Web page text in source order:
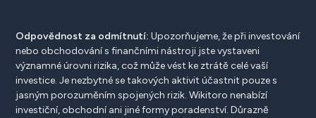
Odpovědnost za odmítnutí: Upozorňujeme, že při investování
nebo obchodování s finančními nástroji jste vystaveni
významné úrovni rizika, což může vést ke ztrátě celé vaší
investice. Je nezbytné se takových aktivit účastnit pouze s
jasným porozuměním spojených rizik. Wikitoro nenabízí
investiční, obchodní ani jiné formy poradenství. Důrazně